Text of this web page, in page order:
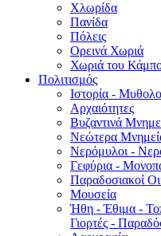
Χλωρίδα
Πανίδα
Πόλεις
Ορεινά Χωριά
Χωριά του
Πολιτισμός
Ιστορία -
Αρχαιότητες
Βυζαντινά
Νεώτερα
Νερόμυλοι -
Γεφύρια -
Παραδοσιακοί
Μουσεία
Ήθη - Έθιμα -
Γιορτές -